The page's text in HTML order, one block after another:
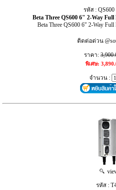
รหัส :
Beta Three QS600 6" 2-Way Full
Beta Three QS600 6" 2-Way Full
ติดต่อด่วน
ราคา:
พิเศษ:
จำนวน :
รหัส :